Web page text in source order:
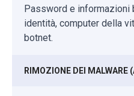
Password e informazioni
identità, computer della
botnet.
RIMOZIONE DEI MALWARE